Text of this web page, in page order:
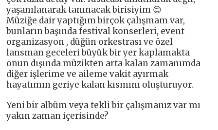
yaşanılanarak tanınacak birisiyim 😊
Müziğe dair yaptığım birçok çalışmam var,
bunların başında festival konserleri, event
organizasyon , düğün orkestrası ve özel
lansman geceleri büyük bir yer kaplamakta
onun dışında müzikten arta kalan zamanımda
diğer işlerime ve aileme vakit ayırmak
hayatımın geriye kalan kısmını oluşturuyor.
Yeni bir albüm veya tekli bir çalışmanız var mı
yakın zaman içerisinde?